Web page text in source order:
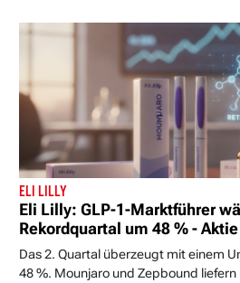
ELI LILLY
Eli Lilly: GLP-1-Marktführer
Rekordquartal um 48 % -
Das 2. Quartal überzeugt mit einem
48 %. Mounjaro und Zepbound liefern